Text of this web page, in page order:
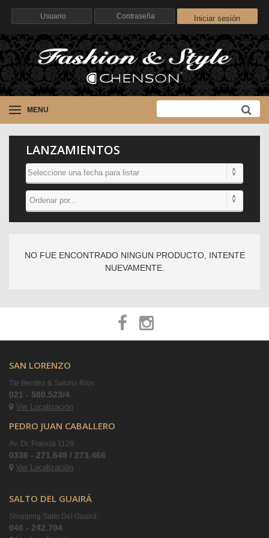
Iniciar sesión
MENU
LANZAMIENTOS
NO FUE ENCONTRADO NINGUN PRODUCTO, INTENTE
NUEVAMENTE.
SAN LORENZO
Tte Benitez & Saturio Rios
021 - 580.523/4
Ver Localización
PEDRO JUAN CABALLERO
Av. Dr. Francia 1128
0336 - 271.649 / 273.466
Ver Localización
SALTO DEL GUAIRÁ
Shopping Salto Del Guairá.
046 - 242.704